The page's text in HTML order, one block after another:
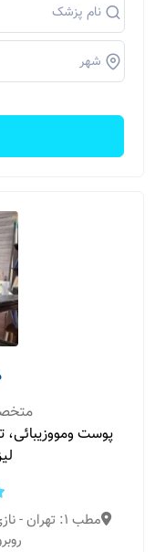
پوست ومووزیبائی،
مطب 1: